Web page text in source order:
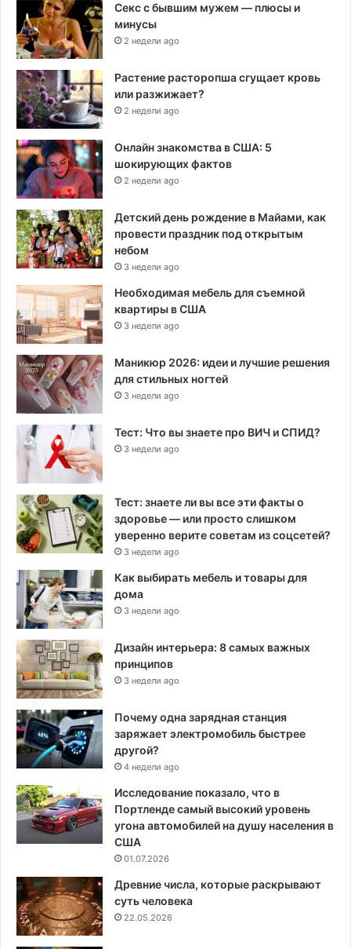
Секс с бывшим мужем — плюсы и
минусы
2 недели ago
Растение расторопша сгущает кровь
или разжижает?
2 недели ago
Онлайн знакомства в США: 5
шокирующих фактов
2 недели ago
Детский день рождение в Майами, как
провести праздник под открытым
небом
3 недели ago
Необходимая мебель для съемной
квартиры в США
3 недели ago
Маникюр 2026: идеи и лучшие решения
для стильных ногтей
3 недели ago
Тест: Что вы знаете про ВИЧ и СПИД?
3 недели ago
Тест: знаете ли вы все эти факты о
здоровье — или просто слишком
уверенно верите советам из соцсетей?
3 недели ago
Как выбирать мебель и товары для
дома
3 недели ago
Дизайн интерьера: 8 самых важных
принципов
3 недели ago
Почему одна зарядная станция
заряжает электромобиль быстрее
другой?
4 недели ago
Исследование показало, что в
Портленде самый высокий уровень
угона автомобилей на душу населения в
США
01.07.2026
Древние числа, которые раскрывают
суть человека
22.05.2026